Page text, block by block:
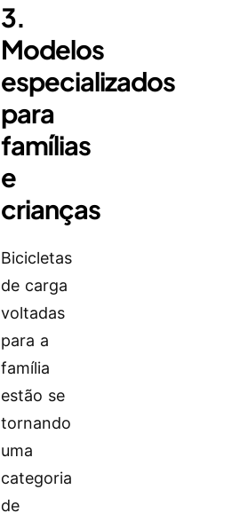
3.
Modelos
especializados
para
famílias
e
crianças
Bicicletas
de carga
voltadas
para a
família
estão se
tornando
uma
categoria
de